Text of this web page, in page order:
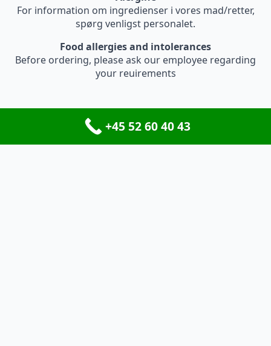
For information om ingredienser i vores mad/retter,
spørg venligst personalet.
Food allergies and intolerances
Before ordering, please ask our employee regarding
your reuirements
+45 52 60 40 43